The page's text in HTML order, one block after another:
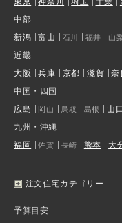
中部
新潟
富山 石川 福井 山
近畿
大阪
兵庫 京都 滋賀 奈
中国・四国
広島
岡山 鳥取 島根 山口
九州・沖縄
福岡
佐賀 長崎 熊本 大
注文住宅カテゴリー
予算目安